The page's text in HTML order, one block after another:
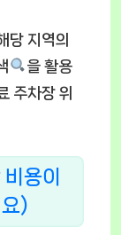
당 지역의
을 활용
주차장 위
용이
)